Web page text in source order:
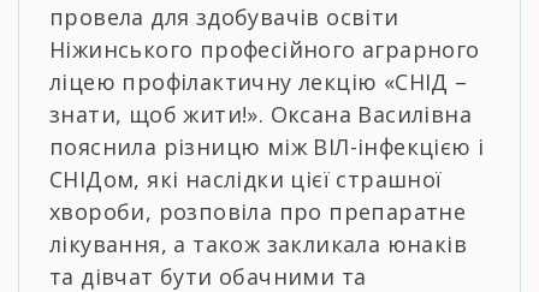
провела для здобувачів освіти
Ніжинського професійного аграрного
ліцею профілактичну лекцію «СНІД –
знати, щоб жити!». Оксана Василівна
пояснила різницю між ВІЛ-інфекцією і
СНІДом, які наслідки цієї страшної
хвороби, розповіла про препаратне
лікування, а також закликала юнаків
та дівчат бути обачними та